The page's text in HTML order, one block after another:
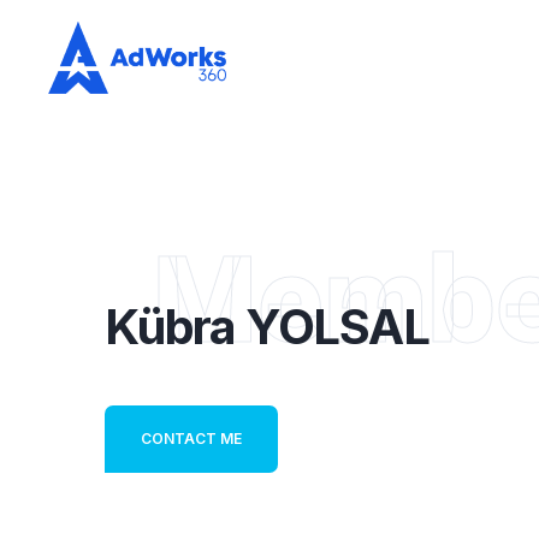
Kübra YOLSAL
CONTACT ME